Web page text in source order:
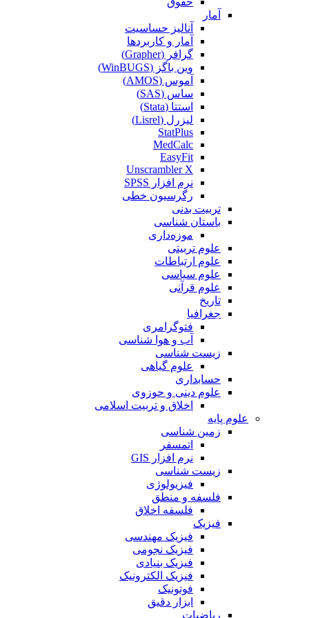
آمار
آنالیز حساسیت
آمار و کاربردها
گرافر (Grapher)
وین باگز (WinBUGS)
آموس (AMOS)
ساس (SAS)
استتا (Stata)
لیزرل (Lisrel)
StatPlus
MedCalc
EasyFit
Unscrambler X
نرم افزار SPSS
رگرسیون خطی
تربیت بدنی
باستان شناسی
موزه‌داری
علوم تربیتی
علوم ارتباطات
علوم سیاسی
علوم قرآنی
تاریخ
جغرافیا
فتوگرامری
آب و هوا شناسی
زیست شناسی
علوم گیاهی
حسابداری
علوم دینی و حوزوی
اخلاق و تربیت اسلامی
علوم پایه
زمین شناسی
اتمسفر
نرم افزار GIS
زیست شناسی
فیزیولوژی
فلسفه و منطق
فلسفه اخلاق
فیزیک
فیزیک مهندسی
فیزیک نجومی
فیزیک بنیادی
فیزیک الکترونیک
فوتونیک
ابزار دقیق
ریاضیات